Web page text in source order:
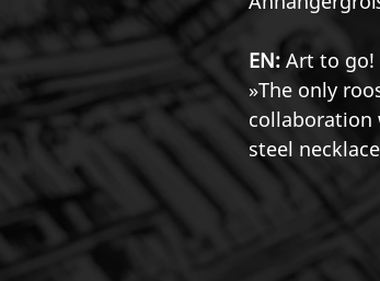
EN: Art to
»The only
collaboration
steel